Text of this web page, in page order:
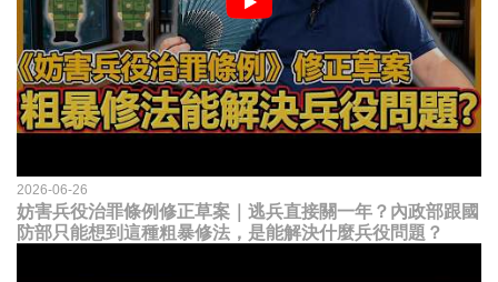
2026-06-26
妨害兵役治罪條例修正草案｜逃兵直接關一年？內政部跟國
防部只能想到這種粗暴修法，是能解決什麼兵役問題？